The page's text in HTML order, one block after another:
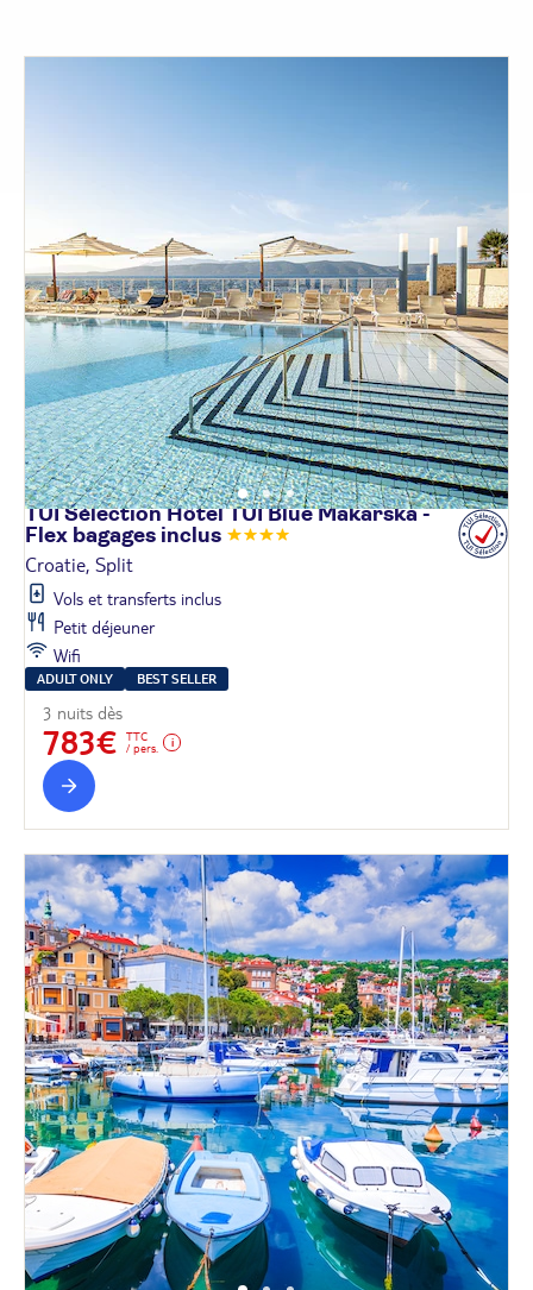
TUI Sélection Hôtel TUI Blue Makarska -
Flex bagages inclus
Croatie, Split
Vols et transferts inclus
Petit déjeuner
Wifi
ADULT ONLY BEST SELLER
3 nuits dès
783€
TTC
/ pers.